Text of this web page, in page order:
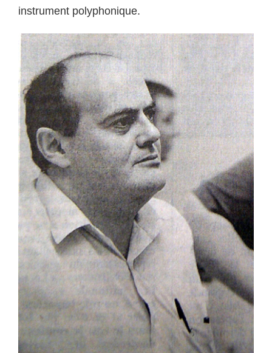
instrument polyphonique.